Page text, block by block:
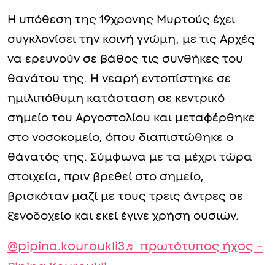
Η υπόθεση της 19χρονης Μυρτούς έχει
συγκλονίσει την κοινή γνώμη, με τις Αρχές
να ερευνούν σε βάθος τις συνθήκες του
θανάτου της. Η νεαρή εντοπίστηκε σε
ημιλιπόθυμη κατάσταση σε κεντρικό
σημείο του Αργοστολίου και μεταφέρθηκε
στο νοσοκομείο, όπου διαπιστώθηκε ο
θάνατός της. Σύμφωνα με τα μέχρι τώρα
στοιχεία, πριν βρεθεί στο σημείο,
βρισκόταν μαζί με τους τρεις άντρες σε
ξενοδοχείο και εκεί έγινε χρήση ουσιών.
@pipina.kouroukli3♬ πρωτότυπος ήχος –